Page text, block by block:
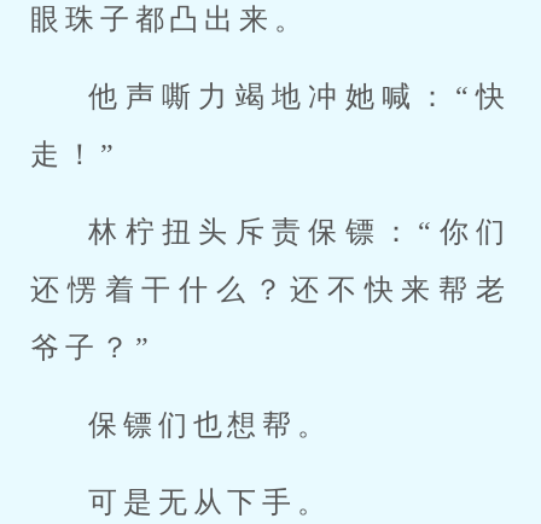
眼珠子都凸出来。
他声嘶力竭地冲她喊：“快
走！”
林柠扭头斥责保镖：“你们
还愣着干什么？还不快来帮老
爷子？”
保镖们也想帮。
可是无从下手。